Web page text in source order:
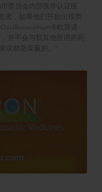
市委员会内部医学认证医
者，如果他们开始出现类
欧斯诺
并不会与我其他所用的药
说都是双赢的。“